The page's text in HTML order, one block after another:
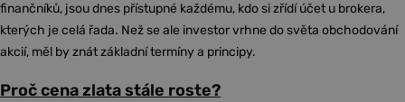
finančníků, jsou dnes přístupné každému, kdo si zřídí účet u brokera,
kterých je celá řada. Než se ale investor vrhne do světa obchodování
akcií, měl by znát základní termíny a principy.
Proč cena zlata stále roste?